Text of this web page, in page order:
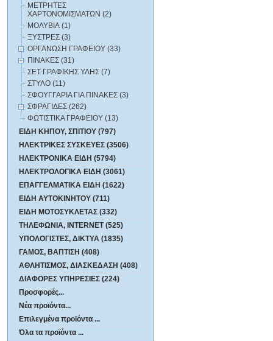
ΜΕΤΡΗΤΕΣ
ΧΑΡΤΟΝΟΜΙΣΜΑΤΩΝ (2)
ΜΟΛΥΒΙΑ (1)
ΞΥΣΤΡΕΣ (3)
ΟΡΓΑΝΩΣΗ ΓΡΑΦΕΙΟΥ (33)
ΠΙΝΑΚΕΣ (31)
ΣΕΤ ΓΡΑΦΙΚΗΣ ΥΛΗΣ (7)
ΣΤΥΛΟ (11)
ΣΦΟΥΓΓΑΡΙΑ ΓΙΑ ΠΙΝΑΚΕΣ (3)
ΣΦΡΑΓΙΔΕΣ (262)
ΦΩΤΙΣΤΙΚΑ ΓΡΑΦΕΙΟΥ (13)
ΕΙΔΗ ΚΗΠΟΥ, ΣΠΙΤΙΟΥ (797)
ΗΛΕΚΤΡΙΚΕΣ ΣΥΣΚΕΥΕΣ (3506)
ΗΛΕΚΤΡΟΝΙΚΑ ΕΙΔΗ (5794)
ΗΛΕΚΤΡΟΛΟΓΙΚΑ ΕΙΔΗ (3061)
ΕΠΑΓΓΕΛΜΑΤΙΚΑ ΕΙΔΗ (1622)
ΕΙΔΗ ΑΥΤΟΚΙΝΗΤΟΥ (711)
ΕΙΔΗ ΜΟΤΟΣΥΚΛΕΤΑΣ (332)
ΤΗΛΕΦΩΝΙΑ, INTERNET (525)
ΥΠΟΛΟΓΙΣΤΕΣ, ΔΙΚΤΥΑ (1835)
ΓΑΜΟΣ, ΒΑΠΤΙΣΗ (408)
ΑΘΛΗΤΙΣΜΟΣ, ΔΙΑΣΚΕΔΑΣΗ (408)
ΔΙΑΦΟΡΕΣ ΥΠΗΡΕΣΙΕΣ (224)
Προσφορές...
Νέα προϊόντα...
Επιλεγμένα προϊόντα ...
Όλα τα προϊόντα ...